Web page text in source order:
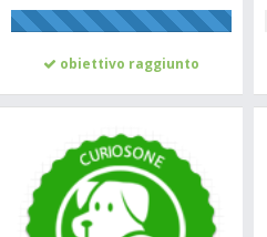
obiettivo raggiunto